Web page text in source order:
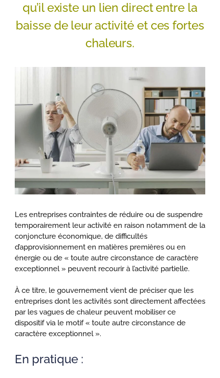
qu’il existe un lien direct entre la
baisse de leur activité et ces fortes
chaleurs.
Les entreprises contraintes de réduire ou de suspendre
temporairement leur activité en raison notamment de la
conjoncture économique, de difficultés
d’approvisionnement en matières premières ou en
énergie ou de « toute autre circonstance de caractère
exceptionnel » peuvent recourir à l’activité partielle.
À ce titre, le gouvernement vient de préciser que les
entreprises dont les activités sont directement affectées
par les vagues de chaleur peuvent mobiliser ce
dispositif via le motif « toute autre circonstance de
caractère exceptionnel ».
En pratique :